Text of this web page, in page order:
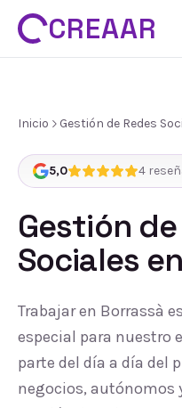
CREAAR
Inicio Gestión de Redes
5,0 4
Gestión
Sociales en
Trabajar en Borrassà
especial para nuestro
parte del día a día del
negocios, autónomos